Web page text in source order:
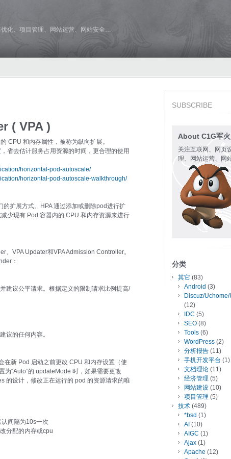
化、项目管理、网站运营、网站安全…
( VPA )
CPU 和内存属性，被称为纵向扩展。
省去估计服务占用资源的时间，更合理的使用
horizontal-pod-autoscale/
horizontal-pod-autoscale-walkthrough/
的扩展方式。HPA 通过添加或删除pod进行扩
少现有 Pod 容器内的 CPU 和内存资源来进行
、VPA Updater和VPA Admission Controller。
：
建议公平请求。根据定义的限制请求比例提高/
议的任何内容。
在新 Pod 启动之前更改 CPU 和内存设置（使
为“Auto”的 updateMode 时，如果需要更改
的设计，修改正在运行的 pod 的资源请求的唯
间隔为10s一次
分配的内存或cpu
SUBSCRIBE
About C1G军
关注互联网、网页
理、网站运营、网
分类
其它 (83)
Android (3)
Discuz/
(12)
IDC (5)
SEO (8)
Tools (6)
WordPress (2)
分析报告 (11)
手机开发平台 (1)
文档理论 (11)
经济管理 (5)
网站建设 (10)
项目管理 (5)
技术 (489)
*bsd (1)
AI (10)
AIGC (1)
Ajax (1)
Apache (12)